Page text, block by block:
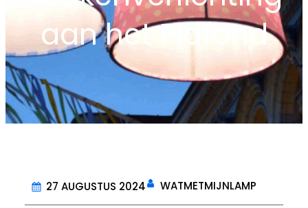
aan het Plafond
27 AUGUSTUS 2024 WATMETMIJNLAMP